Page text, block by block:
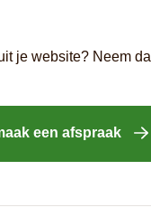
je website? Neem
een afspraak